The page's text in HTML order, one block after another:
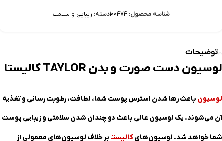
شناسه محصول: 100474دسته: زیبایی و سلامت
توضیحات
لوسیون دست صورت و بدن TAYLOR کالیستا
لوسیون باعث رها شدن استرس پوست شما، لطافت، رطوبت رسانی و تغذیه
آن می‌شوند. یک لوسیون عالی باعث دو چندان شدن سلامتی و زیبایی پوست
شما خواهد شد. لوسیون‌هایکالیستا بر خلاف لوسیون‌های معمولی از